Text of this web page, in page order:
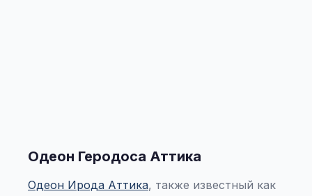
Одеон Геродоса Аттика
Одеон Ирода Аттика, также известный как